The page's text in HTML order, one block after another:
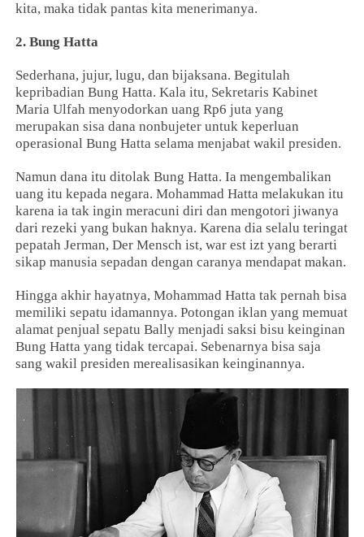
kita, maka tidak pantas kita menerimanya.
2. Bung Hatta
Sederhana, jujur, lugu, dan bijaksana. Begitulah
kepribadian Bung Hatta. Kala itu, Sekretaris Kabinet
Maria Ulfah menyodorkan uang Rp6 juta yang
merupakan sisa dana nonbujeter untuk keperluan
operasional Bung Hatta selama menjabat wakil presiden.
Namun dana itu ditolak Bung Hatta. Ia mengembalikan
uang itu kepada negara. Mohammad Hatta melakukan itu
karena ia tak ingin meracuni diri dan mengotori jiwanya
dari rezeki yang bukan haknya. Karena dia selalu teringat
pepatah Jerman, Der Mensch ist, war est izt yang berarti
sikap manusia sepadan dengan caranya mendapat makan.
Hingga akhir hayatnya, Mohammad Hatta tak pernah bisa
memiliki sepatu idamannya. Potongan iklan yang memuat
alamat penjual sepatu Bally menjadi saksi bisu keinginan
Bung Hatta yang tidak tercapai. Sebenarnya bisa saja
sang wakil presiden merealisasikan keinginannya.